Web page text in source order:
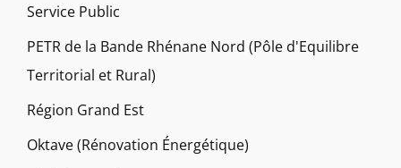
Service Public
PETR de la Bande Rhénane Nord (Pôle d'Equilibre
Territorial et Rural)
Région Grand Est
Oktave (Rénovation Énergétique)